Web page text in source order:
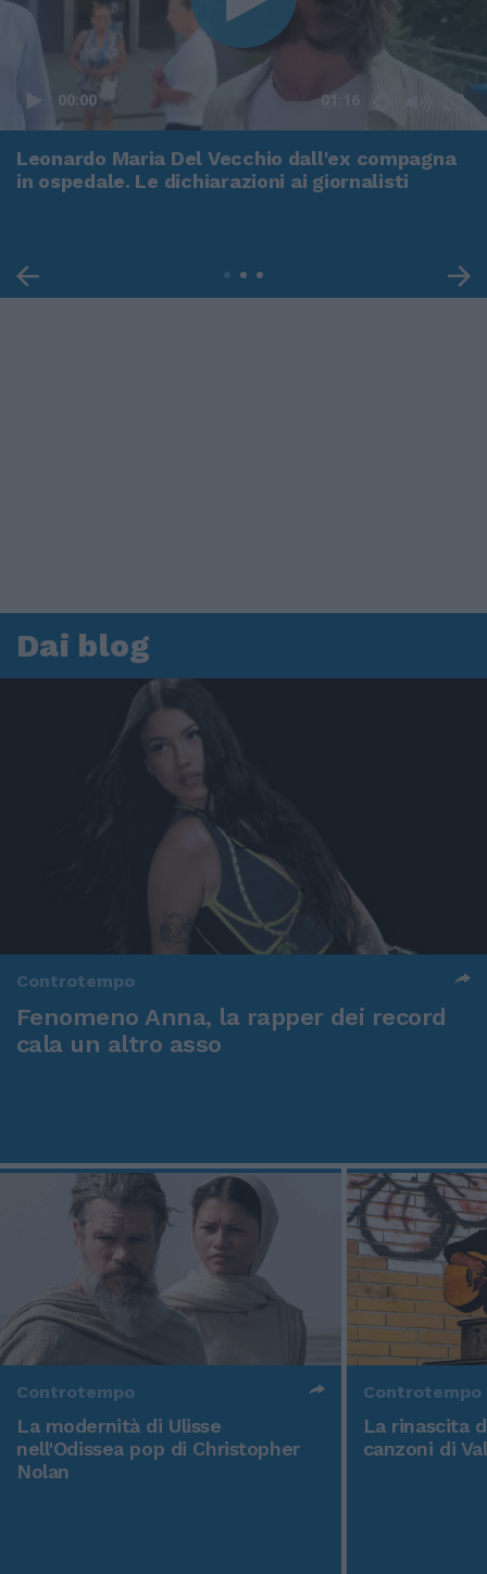
00:00 01:16
Leonardo Maria Del Vecchio dall'ex compagna
in ospedale. Le dichiarazioni ai giornalisti
Dai blog
Controtempo
Fenomeno Anna, la rapper dei record
cala un altro asso
Controtempo
La modernità di Ulisse
nell'Odissea pop di Christopher
Nolan
Controtempo
La rinascita
canzoni di